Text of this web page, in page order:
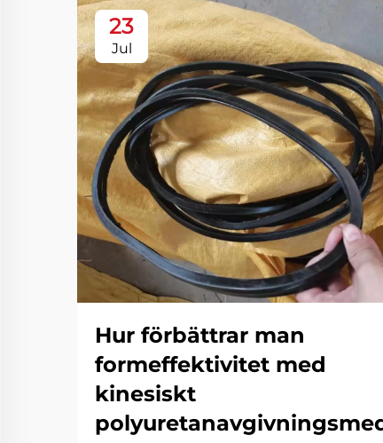
23
Jul
Hur förbättrar man
formeffektivitet med
kinesiskt